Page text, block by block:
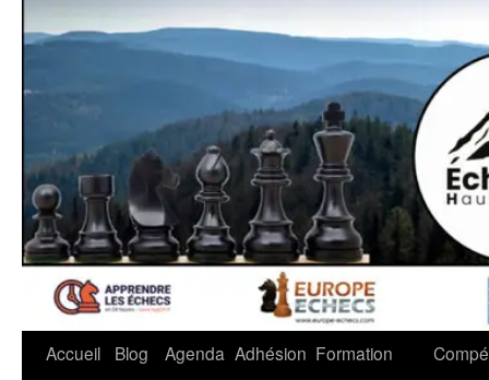
Accueil Blog Agenda Adhésion Formation